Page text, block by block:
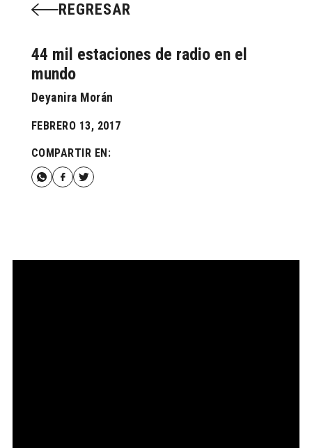
REGRESAR
44 mil estaciones de radio en el
mundo
Deyanira Morán
FEBRERO 13, 2017
COMPARTIR EN: